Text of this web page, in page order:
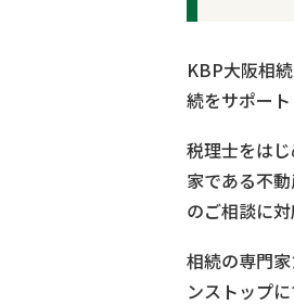
KBP大阪相
続をサポート
税理士をは
家である不
のご相談に対
相続の専門
ンストップ